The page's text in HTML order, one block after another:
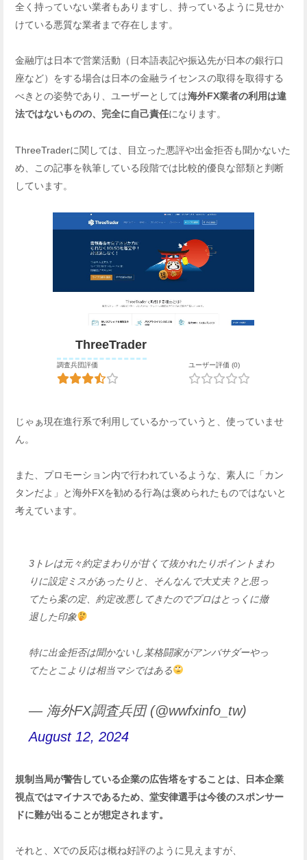
全く持っていない業者もありますし、持っているように見せか
けている悪質な業者まで存在します。
金融庁は日本で営業活動（日本語表記や振込先が日本の銀行口
座など）をする場合は日本の金融ライセンスの取得を取得する
べきとの姿勢であり、ユーザーとしては海外FX業者の利用は違
法ではないものの、完全に自己責任になります。
ThreeTraderに関しては、目立った悪評や出金拒否も聞かないた
め、この記事を執筆している段階では比較的優良な部類と判断
しています。
ThreeTrader
調査兵団評価 ユーザー評価 (0)
じゃぁ現在進行系で利用しているかっていうと、使っていませ
ん。
また、プロモーション内で行われているような、素人に「カン
タンだよ」と海外FXを勧める行為は褒められたものではないと
考えています。
3トレは元々約定まわりが甘くて抜かれたりポイントまわ
りに設定ミスがあったりと、そんなんで大丈夫？と思っ
てたら案の定、約定改悪してきたのでプロはとっくに撤
退した印象
特に出金拒否は聞かないし某格闘家がアンバサダーやっ
てたとこよりは相当マシではある
— 海外FX調査兵団 (@wwfxinfo_tw)
August 12, 2024
規制当局が警告している企業の広告塔をすることは、日本企業
視点ではマイナスであるため、堂安律選手は今後のスポンサー
ドに難が出ることが想定されます。
それと、Xでの反応は概ね好評のように見えますが、